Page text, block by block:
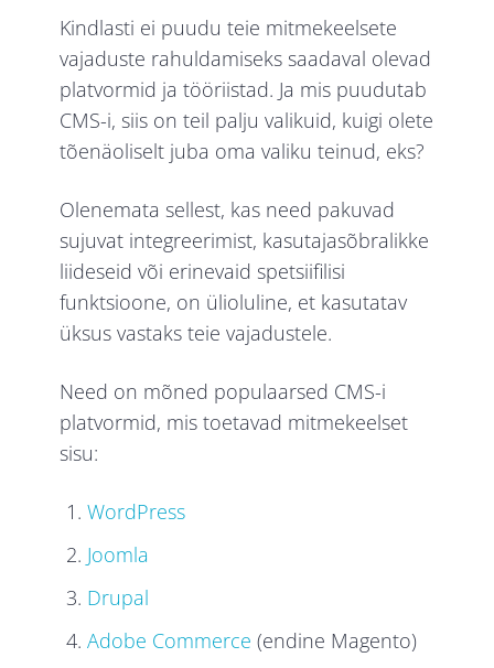
Kindlasti ei puudu teie mitmekeelsete
vajaduste rahuldamiseks saadaval olevad
platvormid ja tööriistad. Ja mis puudutab
CMS-i, siis on teil palju valikuid, kuigi olete
tõenäoliselt juba oma valiku teinud, eks?
Olenemata sellest, kas need pakuvad
sujuvat integreerimist, kasutajasõbralikke
liideseid või erinevaid spetsiifilisi
funktsioone, on ülioluline, et kasutatav
üksus vastaks teie vajadustele.
Need on mõned populaarsed CMS-i
platvormid, mis toetavad mitmekeelset
sisu:
WordPress
Joomla
Drupal
Adobe Commerce (endine Magento)